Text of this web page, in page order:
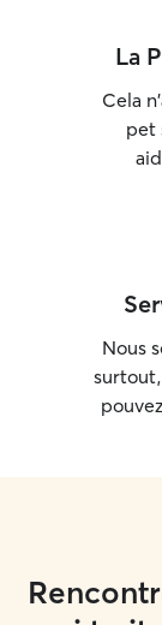
La
Cela
pet
Nous
pouvez